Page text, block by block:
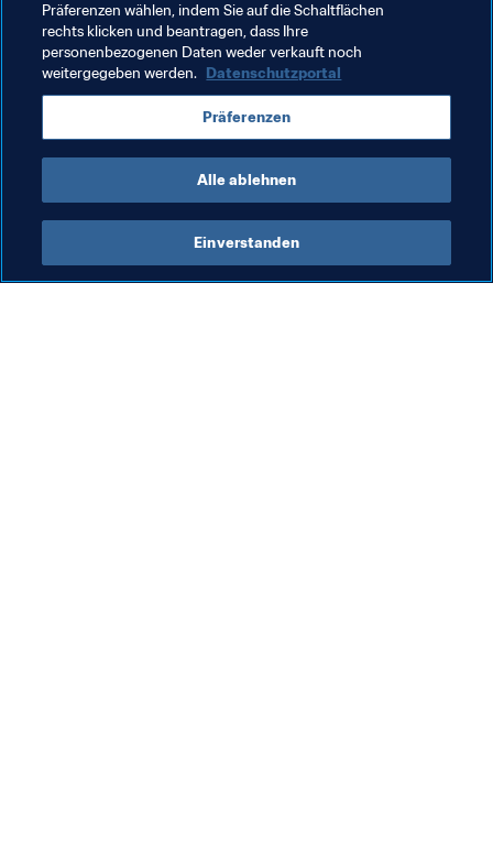
Verwandte Themen
FIFA Klub-Weltmeisterschaft VAE 2021™
Korea Republic AFC
Präferenzen wählen, indem Sie auf die Schaltflächen
rechts klicken und beantragen, dass Ihre
personenbezogenen Daten weder verkauft noch
weitergegeben werden. Datenschutzportal
Präferenzen
Alle ablehnen
Einverstanden